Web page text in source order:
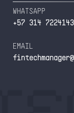
WHATSAPP
+57 314 7224143
EMAIL